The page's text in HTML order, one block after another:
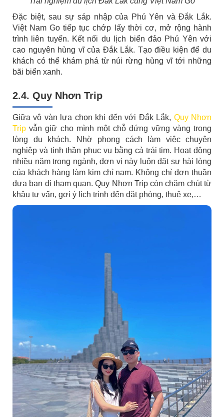
Đặc biệt, sau sự sáp nhập của Phú Yên và Đắk Lắk.
Việt Nam Go tiếp tục chớp lấy thời cơ, mở rộng hành
trình liên tuyến. Kết nối du lịch biển đảo Phú Yên với
cao nguyên hùng vĩ của Đắk Lắk. Tạo điều kiện để du
khách có thể khám phá từ núi rừng hùng vĩ tới những
bãi biển xanh.
2.4. Quy Nhơn Trip
Giữa vô vàn lựa chọn khi đến với Đắk Lắk, Quy Nhơn
Trip vẫn giữ cho mình một chỗ đứng vững vàng trong
lòng du khách. Nhờ phong cách làm việc chuyên
nghiệp và tinh thần phục vụ bằng cả trái tim. Hoạt động
nhiều năm trong ngành, đơn vị này luôn đặt sự hài lòng
của khách hàng làm kim chỉ nam. Không chỉ đơn thuần
đưa bạn đi tham quan. Quy Nhơn Trip còn chăm chút từ
khâu tư vấn, gợi ý lịch trình đến đặt phòng, thuê xe,…